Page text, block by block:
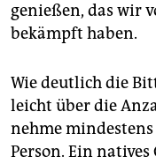
genießen, das wir
bekämpft haben.
Wie deutlich die
leicht über die
nehme
Person. Ein